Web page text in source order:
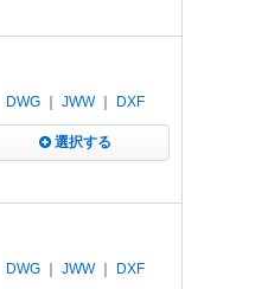
DWG JWW｜ DXF
選択する
DWG JWW｜ DXF